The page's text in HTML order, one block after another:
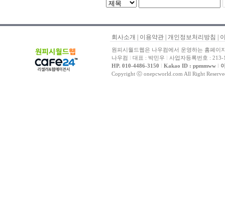
회사소개 이용약관 개인정보처리방침
원피시월드웹은 나우컴에서 운영하는 홈페이
나우컴 l 대표 : 박민우 l 사업자등록번호 :
HP. 010-4486-3150 l Kakao ID : ppmmww l
Copyright ⓒ onepcworld.com All Right